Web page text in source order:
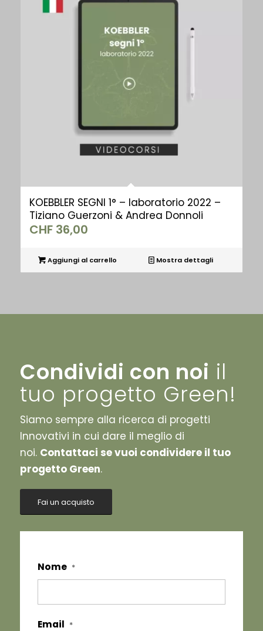
KOEBBLER SEGNI 1° – laboratorio 2022 –
Tiziano Guerzoni & Andrea Donnoli
CHF36,00
Aggiungi al carrello Mostra dettagli
Condividi con noi il
tuo progetto Green!
Siamo sempre alla ricerca di progetti
Innovativi in cui dare il meglio di
noi. Contattaci se vuoi condividere il tuo
progetto Green.
Fai un acquisto
Nome *
Email *